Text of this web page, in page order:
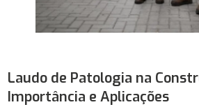
Laudo de Patologia na
Importância e Aplicações